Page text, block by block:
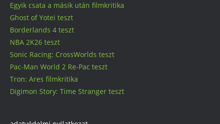
Egyik csata a másik után filmkritika
Ghost of Yotei teszt
Borderlands 4 teszt
NBA 2K26 teszt
Sonic Racing: CrossWorlds teszt
Pac-Man World 2 Re-Pac teszt
Tron: Ares filmkritika
Digimon Story: Time Stranger teszt